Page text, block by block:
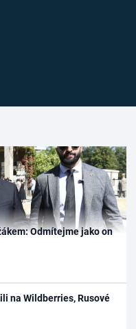
Odmítejme jako on
na Wildberries, Rusové